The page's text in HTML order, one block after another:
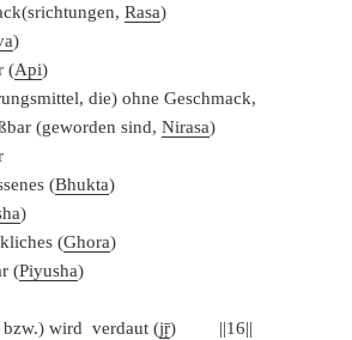
Rasa)
)
(Api)
die) ohne Geschmack,
(geworden sind,Nirasa)
(Bhukta)
)
(Ghora)
(Piyusha)
wird verdaut (jṝ) ||16||